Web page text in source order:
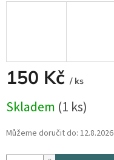
150 Kč / ks
cena:
Skladem (1 ks)
Můžeme doručit do: 12.8.2026